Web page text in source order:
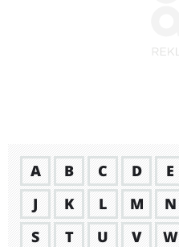
A B C D E
J
K L M N
S
T U V W